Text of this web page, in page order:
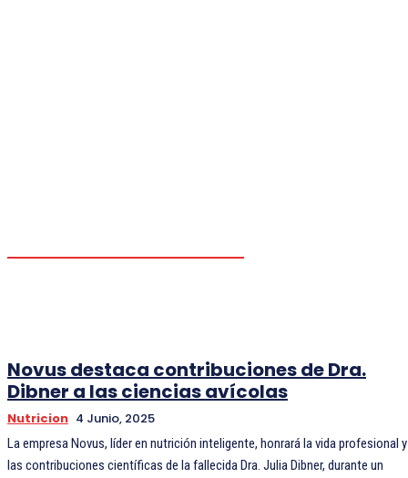
Novus destaca contribuciones de Dra.
Dibner a las ciencias avícolas
Nutricion 4 Junio, 2025
La empresa Novus, líder en nutrición inteligente, honrará la vida profesional y
las contribuciones científicas de la fallecida Dra. Julia Dibner, durante un